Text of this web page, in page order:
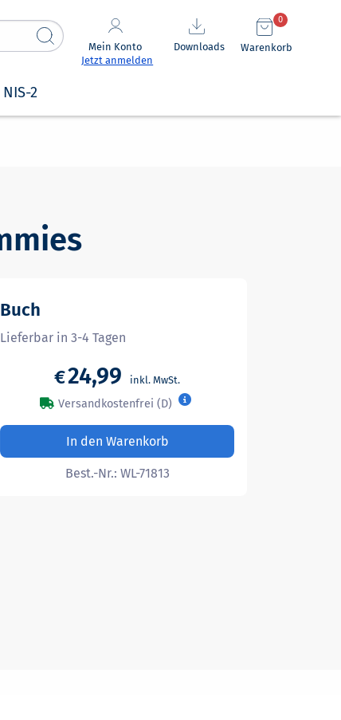
Mein Konto
Jetzt anmelden
Downloads Warenkorb
0
NIS-2
Buch
Lieferbar in 3-4 Tagen
€24,99
Versandkostenfrei (D)
In den Warenkorb
Best.-Nr.: WL-71813